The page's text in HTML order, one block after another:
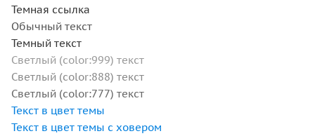
Темная ссылка
Обычный текст
Темный текст
Светлый (color:999) текст
Светлый (color:888) текст
Светлый (color:777) текст
Текст в цвет темы
Текст в цвет темы с ховером